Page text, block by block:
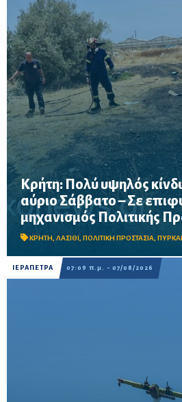
Κρήτη: Πολύ υψηλός
αύριο Σάββατο – Σε
μηχανισμός Πολιτικής
ΚΡΗΤΗ, ΛΑΣΙΘΙ, ΠΟΛΙΤΙΚΗ ΠΡΟΣΤΑΣΙΑ,
Σε επιφυλακή ο μηχανισμός
υψηλού κινδύνου πυρκαγιάς στην
Αυγούστου – Απαγορεύονται η χρήση
σε δασικές περιοχές, μεταξύ των
ΙΕΡΑΠΕΤΡΑ 07:09 π.μ. - 07/08/2026